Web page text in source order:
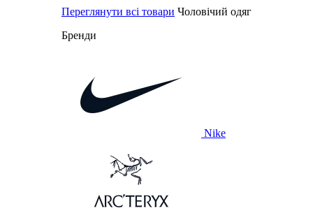
Переглянути всі товари Чоловічий одяг
Бренди
Nike